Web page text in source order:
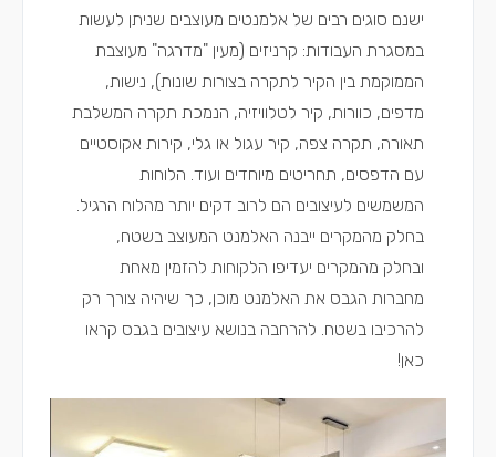
ישנם סוגים רבים של אלמנטים מעוצבים שניתן לעשות
במסגרת העבודות: קרניזים (מעין "מדרגה" מעוצבת
הממוקמת בין הקיר לתקרה בצורות שונות), נישות,
מדפים, כוורות, קיר לטלוויזיה, הנמכת תקרה המשלבת
תאורה, תקרה צפה, קיר עגול או גלי, קירות אקוסטיים
עם הדפסים, תחריטים מיוחדים ועוד. הלוחות
המשמשים לעיצובים הם לרוב דקים יותר מהלוח הרגיל.
בחלק מהמקרים ייבנה האלמנט המעוצב בשטח,
ובחלק מהמקרים יעדיפו הלקוחות להזמין מאחת
מחברות הגבס את האלמנט מוכן, כך שיהיה צורך רק
להרכיבו בשטח. להרחבה בנושא עיצובים בגבס קראו
כאן!